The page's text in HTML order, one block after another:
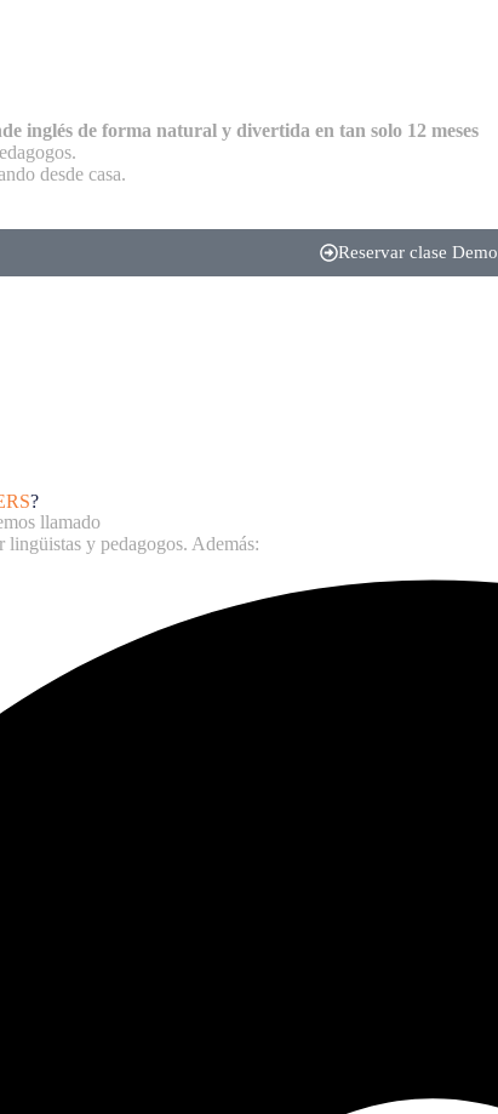
inglés de forma natural y divertida en tan solo 12 meses
desde casa.
Reservar clase Demo
?
llamado
y pedagogos. Además: